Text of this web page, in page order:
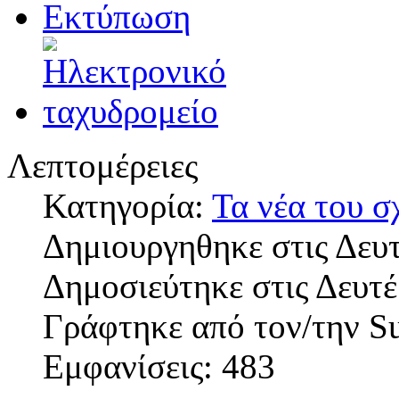
Λεπτομέρειες
Κατηγορία: Τα νέα του
Δημιουργηθηκε στις
Δημοσιεύτηκε στις
Γράφτηκε από τον/την
Εμφανίσεις: 483